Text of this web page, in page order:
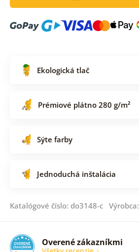
Ekologická tlač
Prémiové plátno 280 g/m²
Sýte farby
Jednoduchá inštalácia
Katalógové číslo: do3148-c Výrobca:
Overené zákazníkmi